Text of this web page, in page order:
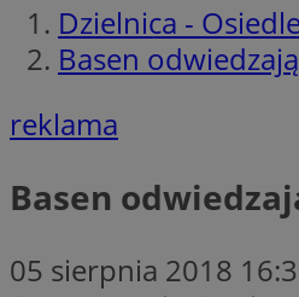
Dzielnica -
Basen
reklama
Basen
05 sierpnia 2018